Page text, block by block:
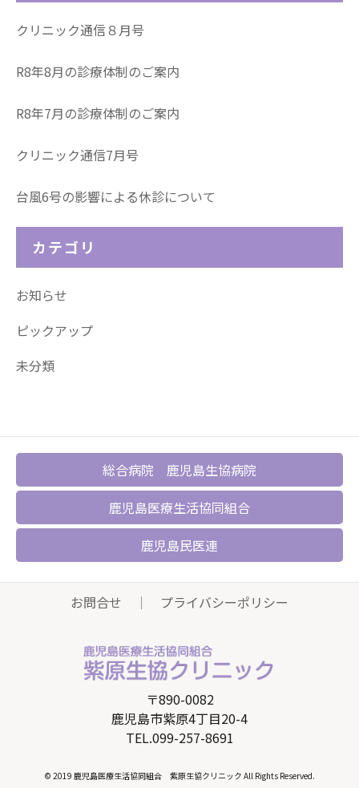
クリニック通信８月号
R8年8月の診療体制のご案内
R8年7月の診療体制のご案内
クリニック通信7月号
台風6号の影響による休診について
カテゴリ
お知らせ
ピックアップ
未分類
総合病院 鹿児島生協病院
鹿児島医療生活協同組合
鹿児島民医連
お問合せ ｜ プライバシーポリシー
〒890-0082
鹿児島市紫原4丁目20-4
TEL.099-257-8691
© 2019 鹿児島医療生活協同組合 紫原生協クリニック All Rights Reserved.